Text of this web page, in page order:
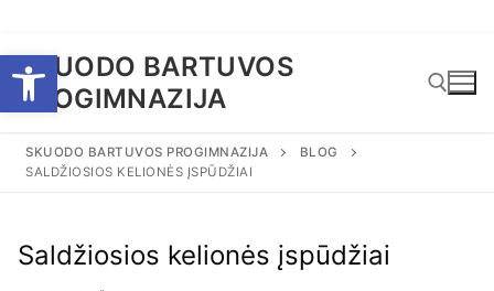
Open toolbar
prie
turinio
SKUODO BARTUVOS
PROGIMNAZIJA
Ieškoti:
SKUODO BARTUVOS PROGIMNAZIJA
BLOG
SALDŽIOSIOS KELIONĖS ĮSPŪDŽIAI
Saldžiosios kelionės įspūdžiai